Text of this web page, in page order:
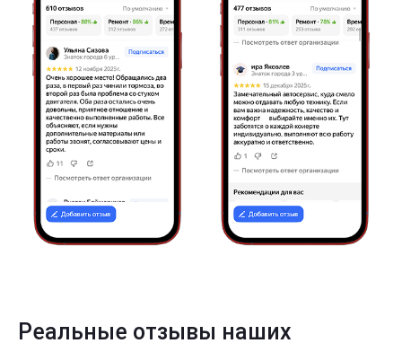
Реальные отзывы наших